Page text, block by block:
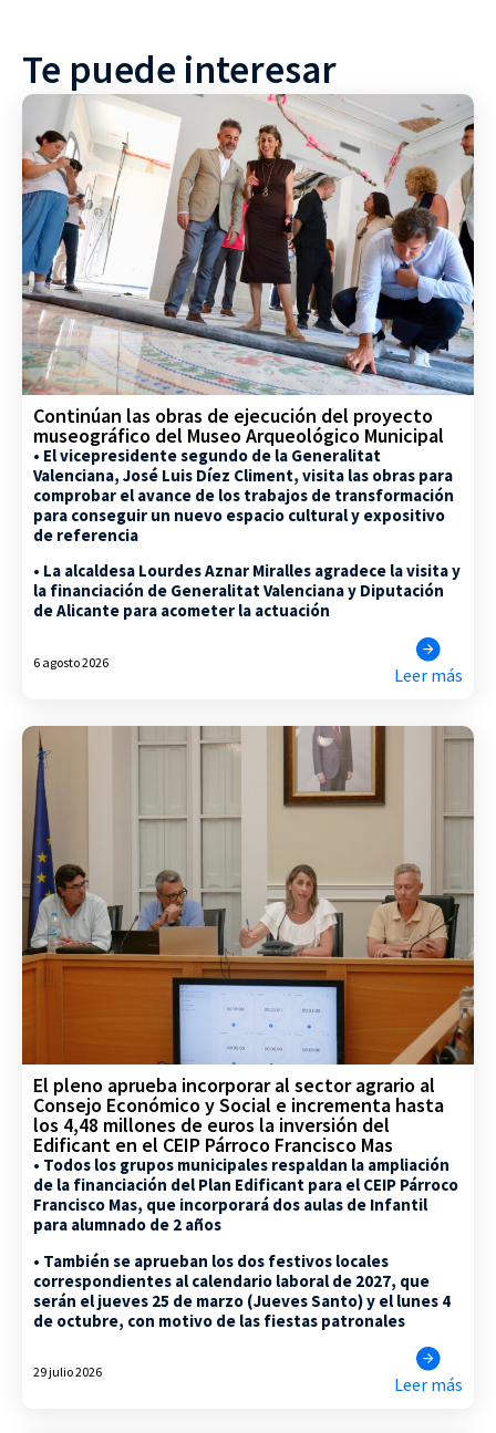
Te puede interesar
Continúan las obras de ejecución del proyecto
museográfico del Museo Arqueológico Municipal
• El vicepresidente segundo de la Generalitat
Valenciana, José Luis Díez Climent, visita las obras para
comprobar el avance de los trabajos de transformación
para conseguir un nuevo espacio cultural y expositivo
de referencia
• La alcaldesa Lourdes Aznar Miralles agradece la visita y
la financiación de Generalitat Valenciana y Diputación
de Alicante para acometer la actuación
6 agosto 2026
Leer más
El pleno aprueba incorporar al sector agrario al
Consejo Económico y Social e incrementa hasta
los 4,48 millones de euros la inversión del
Edificant en el CEIP Párroco Francisco Mas
• Todos los grupos municipales respaldan la ampliación
de la financiación del Plan Edificant para el CEIP Párroco
Francisco Mas, que incorporará dos aulas de Infantil
para alumnado de 2 años
• También se aprueban los dos festivos locales
correspondientes al calendario laboral de 2027, que
serán el jueves 25 de marzo (Jueves Santo) y el lunes 4
de octubre, con motivo de las fiestas patronales
29 julio 2026
Leer más